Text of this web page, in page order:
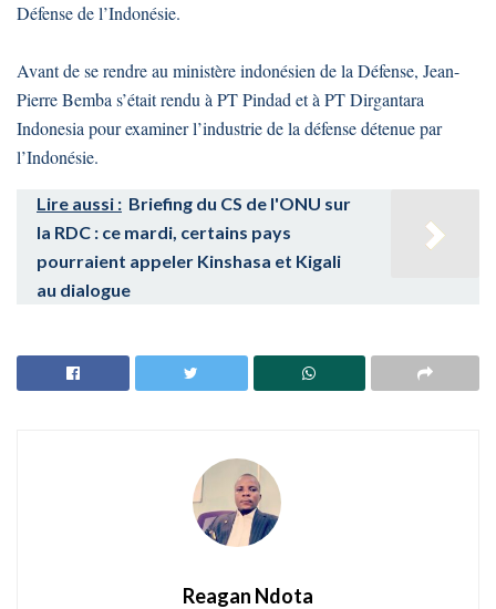
Défense de l’Indonésie.
Avant de se rendre au ministère indonésien de la Défense, Jean-
Pierre Bemba s’était rendu à PT Pindad et à PT Dirgantara
Indonesia pour examiner l’industrie de la défense détenue par
l’Indonésie.
Lire aussi : Briefing du CS de l'ONU sur
la RDC : ce mardi, certains pays
pourraient appeler Kinshasa et Kigali
au dialogue
Reagan Ndota